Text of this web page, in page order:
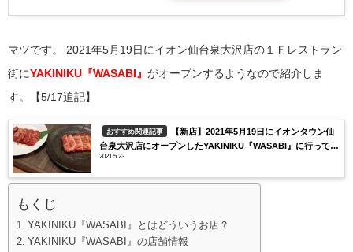
マツです。 2021年5月19日にイオン仙台泉大沢店の１Ｆレストラン
街にYAKINIKU『WASABI』 がオープンするようなので紹介しま
す。【5/17追記】
おすすめ関連記事
【新店】2021年5月19日にイオンタウン仙
台泉大沢店にオープンしたYAKINIKU『WASABI』に行ってみ
た！
2021.5.23
もくじ
YAKINIKU『WASABI』とはどういうお店？
YAKINIKU『WASABI』の店舗情報